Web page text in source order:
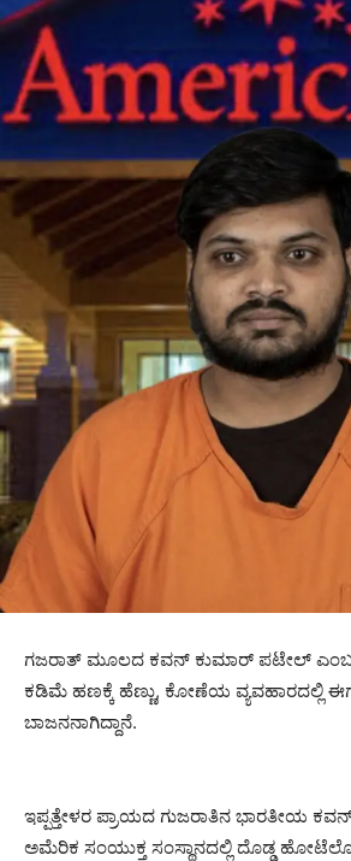
ಗಜರಾತ್ ಮೂಲದ ಕವನ್ ಕುಮಾರ್ ಪಟೇಲ್ ಎಂಬ
ಕಡಿಮೆ ಹಣಕ್ಕೆ ಹೆಣ್ಣು, ಕೋಣೆಯ ವ್ಯವಹಾರದಲ್ಲಿ
ಬಾಜನನಾಗಿದ್ದಾನೆ.
ಇಪ್ಪತ್ತೇಳರ ಪ್ರಾಯದ ಗುಜರಾತಿನ ಭಾರತೀಯ
ಅಮೆರಿಕ ಸಂಯುಕ್ತ ಸಂಸ್ಥಾನದಲ್ಲಿ ದೊಡ್ಡ